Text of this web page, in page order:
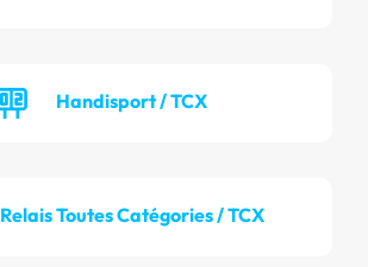
Handisport / TCX
Relais Toutes Catégories / TCX